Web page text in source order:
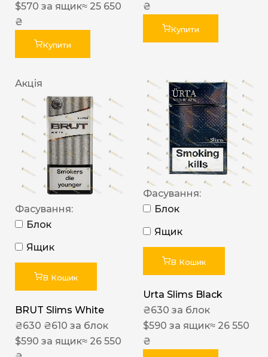
$570 за ящик≈ 25 650
₴
Купити
₴
Купити
Акція
Фасування:
Блок
Ящик
В Кошик
BRUT Slims White
₴630 ₴610 за блок
$590 за ящик≈ 26 550
Фасування:
Блок
Ящик
В Кошик
Urta Slims Black
₴630 за блок
$590 за ящик≈ 26 550
₴